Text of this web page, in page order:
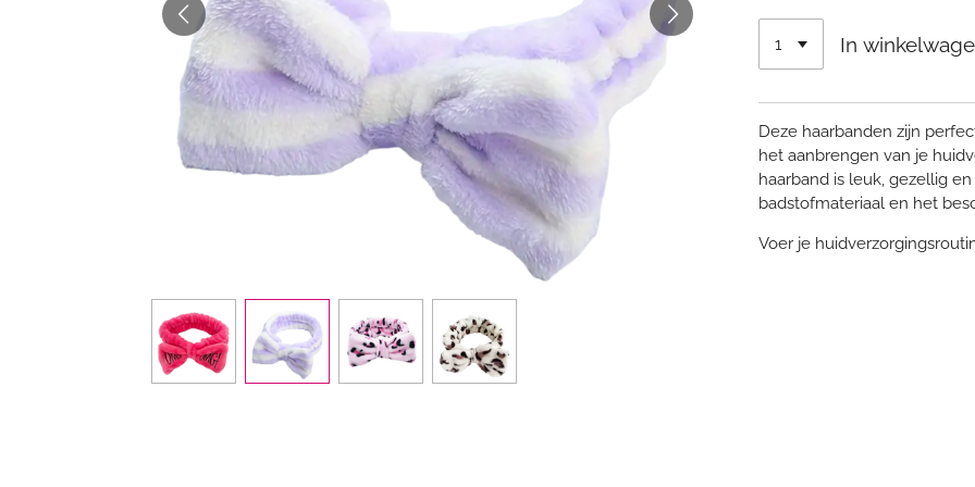
In
Deze haarbanden zijn
het aanbrengen van je
haarband is leuk, gezellig
badstofmateriaal en het
Voer je